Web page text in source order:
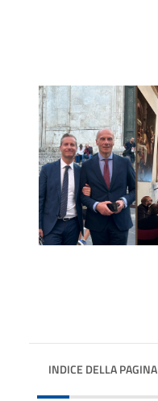
INDICE DELLA PAGINA